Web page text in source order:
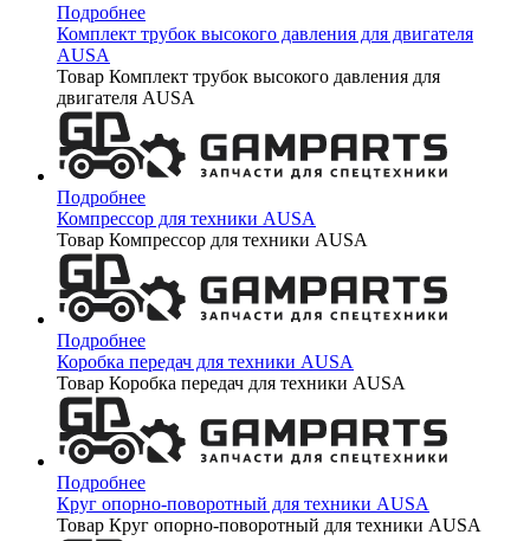
Подробнее
Комплект трубок высокого давления для двигателя
AUSA
Товар Комплект трубок высокого давления для
двигателя AUSA
Подробнее
Компрессор для техники AUSA
Товар Компрессор для техники AUSA
Подробнее
Коробка передач для техники AUSA
Товар Коробка передач для техники AUSA
Подробнее
Круг опорно-поворотный для техники AUSA
Товар Круг опорно-поворотный для техники AUSA